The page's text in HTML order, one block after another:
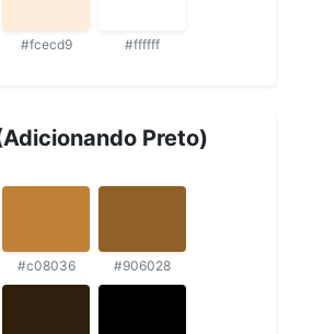
#fcecd9 #ffffff
Preto)
#c08036 #906028